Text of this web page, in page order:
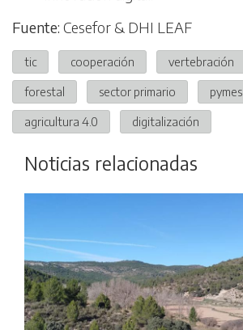
Fuente: Cesefor & DHI LEAF
tic cooperación vertebración
forestal sector primario pymes
agricultura 4.0 digitalización
Noticias relacionadas